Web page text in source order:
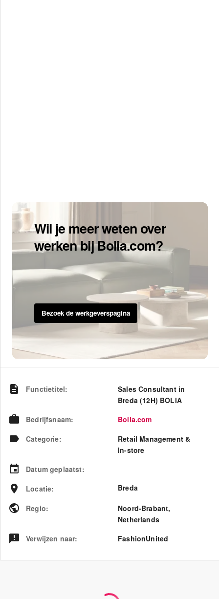
Wil je meer weten over
werken bij Bolia.com?
Bezoek de werkgeverspagina
Functietitel:
Sales Consultant in
Breda (12H) BOLIA
Bedrijfsnaam:
Bolia.com
Categorie:
Retail Management &
In-store
Datum geplaatst:
Locatie: Breda
Regio: Noord-Brabant,
Netherlands
Verwijzen naar: FashionUnited